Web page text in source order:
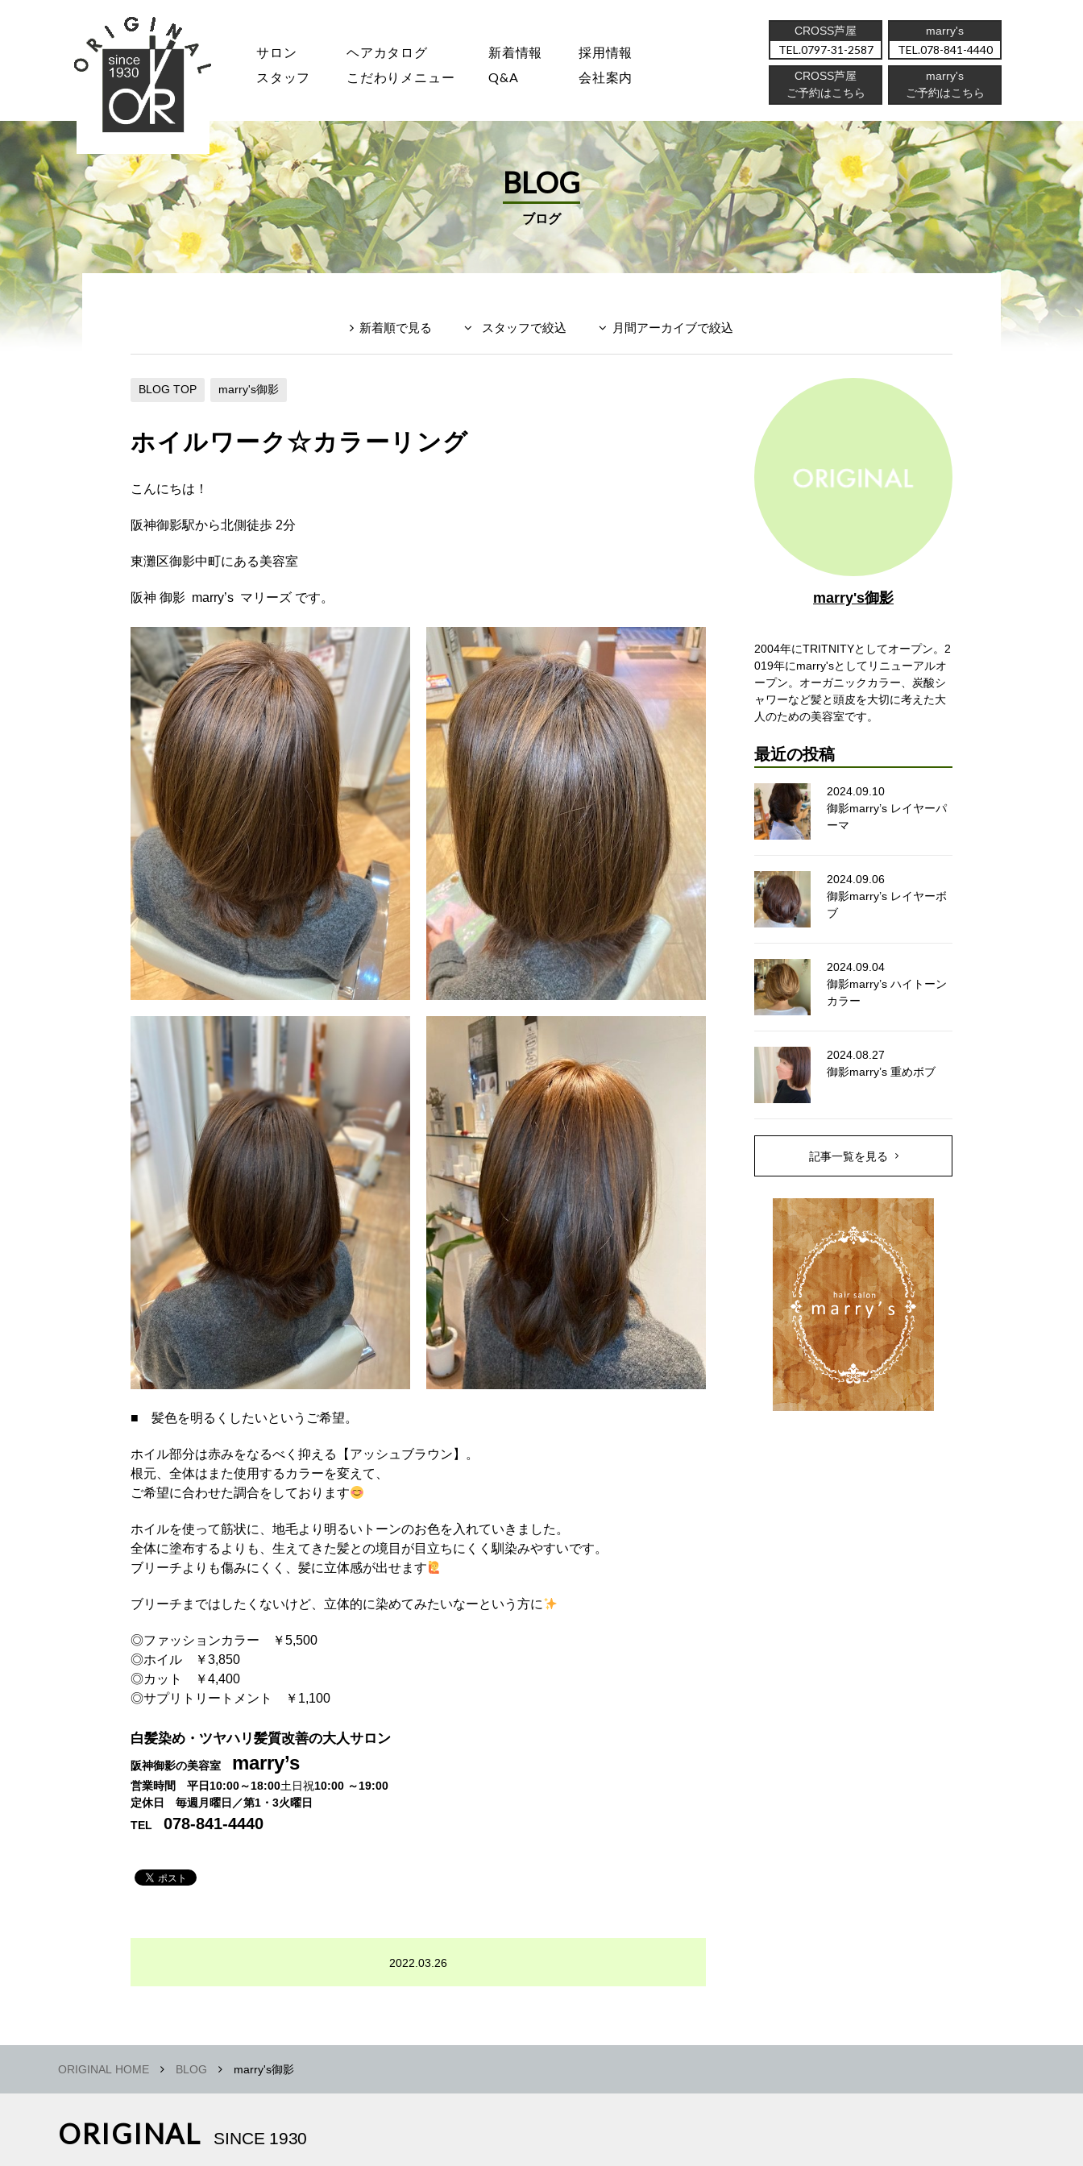
サロン ヘアカタログ 新着情報
採用情報
スタッフ
こだわりメニュー Q&A 会社案内
CROSS芦屋
0797-31-2587
marry's
078-841-4440
CROSS芦屋
ご予約はこちら
marry's
ご予約はこちら
BLOG
ブログ
新着順で見る スタッフで絞込 月間アーカイブで絞込
BLOG TOP marry's御影
ホイルワーク☆カラーリング
こんにちは！
阪神御影駅から北側徒歩 2分
東灘区御影中町にある美容室
阪神 御影 marry’s マリーズ です。
■ 髪色を明るくしたいというご希望。
ホイル部分は赤みをなるべく抑える【アッシュブラウン】。
根元、全体はまた使用するカラーを変えて、
ご希望に合わせた調合をしております
ホイルを使って筋状に、地毛より明るいトーンのお色を入れていきました。
全体に塗布するよりも、生えてきた髪との境目が目立ちにくく馴染みやすいです。
ブリーチよりも傷みにくく、髪に立体感が出せます
ブリーチまではしたくないけど、立体的に染めてみたいなーという方に
◎ファッションカラー ￥5,500
◎ホイル ￥3,850
◎カット ￥4,400
◎サプリトリートメント ￥1,100
白髪染め・ツヤハリ髪質改善の大人サロン
阪神御影の美容室 marry’s
営業時間 平日10:00～18:00土日祝10:00 ～19:00
定休日 毎週月曜日／第1・3火曜日
TEL 078-841-4440
2022.03.26
marry's御影
2004年にTRITNITYとしてオープン。2
019年にmarry'sとしてリニューアルオ
ープン。オーガニックカラー、炭酸シ
ャワーなど髪と頭皮を大切に考えた大
人のための美容室です。
最近の投稿
2024.09.10
御影marry’s レイヤーパ
ーマ
2024.09.06
御影marry’s レイヤーボ
ブ
2024.09.04
御影marry’s ハイトーン
カラー
2024.08.27
御影marry’s 重めボブ
記事一覧を見る
ORIGINAL HOME BLOG marry's御影
ORIGINAL SINCE 1930